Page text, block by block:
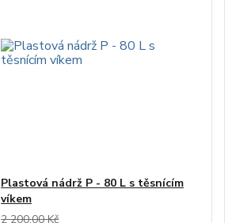
Plastová nádrž P - 80 L s těsnícím
víkem
2 200,00 Kč